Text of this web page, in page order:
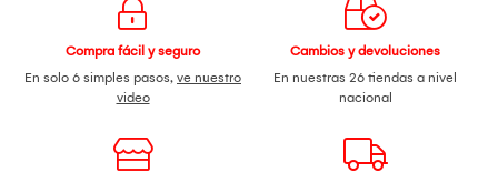
Compra fácil y seguro
En solo 6 simples pasos, ve nuestro
video
Cambios y devoluciones
En nuestras 26 tiendas a nivel
nacional